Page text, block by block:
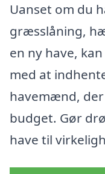
Uanset om du
græsslåning,
en ny have,
med at
havemænd,
budget. Gør
have til